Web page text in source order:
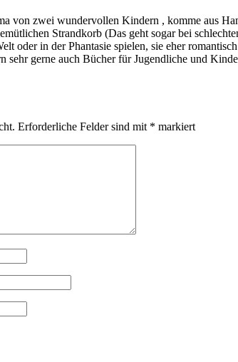
von zwei wundervollen Kindern , komme aus
Strandkorb (Das geht sogar bei
oder in der Phantasie spielen, sie eher
sehr gerne auch Bücher für Jugendliche und
Erforderliche Felder sind mit * markiert